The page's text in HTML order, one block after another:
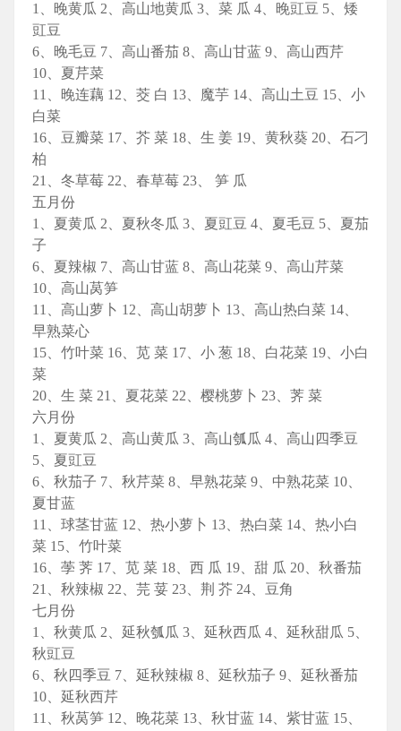
1、晚黄瓜 2、高山地黄瓜 3、菜 瓜 4、晚豇豆 5、矮
豇豆
6、晚毛豆 7、高山番茄 8、高山甘蓝 9、高山西芹
10、夏芹菜
11、晚连藕 12、茭 白 13、魔芋 14、高山土豆 15、小
白菜
16、豆瓣菜 17、芥 菜 18、生 姜 19、黄秋葵 20、石刁
柏
21、冬草莓 22、春草莓 23、 笋 瓜
五月份
1、夏黄瓜 2、夏秋冬瓜 3、夏豇豆 4、夏毛豆 5、夏茄
子
6、夏辣椒 7、高山甘蓝 8、高山花菜 9、高山芹菜
10、高山莴笋
11、高山萝卜 12、高山胡萝卜 13、高山热白菜 14、
早熟菜心
15、竹叶菜 16、苋 菜 17、小 葱 18、白花菜 19、小白
菜
20、生 菜 21、夏花菜 22、樱桃萝卜 23、荠 菜
六月份
1、夏黄瓜 2、高山黄瓜 3、高山瓠瓜 4、高山四季豆
5、夏豇豆
6、秋茄子 7、秋芹菜 8、早熟花菜 9、中熟花菜 10、
夏甘蓝
11、球茎甘蓝 12、热小萝卜 13、热白菜 14、热小白
菜 15、竹叶菜
16、荸 荠 17、苋 菜 18、西 瓜 19、甜 瓜 20、秋番茄
21、秋辣椒 22、芫 荽 23、荆 芥 24、豆角
七月份
1、秋黄瓜 2、延秋瓠瓜 3、延秋西瓜 4、延秋甜瓜 5、
秋豇豆
6、秋四季豆 7、延秋辣椒 8、延秋茄子 9、延秋番茄
10、延秋西芹
11、秋莴笋 12、晚花菜 13、秋甘蓝 14、紫甘蓝 15、